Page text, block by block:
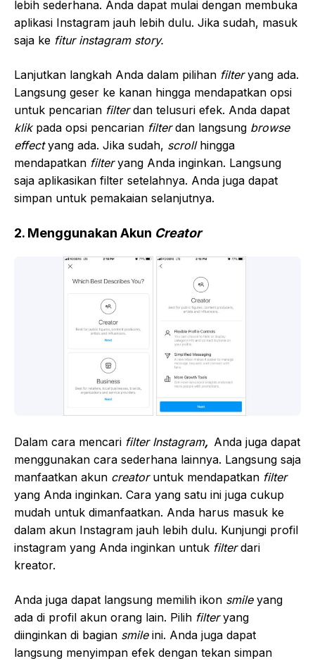
lebih sederhana. Anda dapat mulai dengan membuka
aplikasi Instagram jauh lebih dulu. Jika sudah, masuk
saja ke fitur instagram story.
Lanjutkan langkah Anda dalam pilihan filteryang ada.
Langsung geser ke kanan hingga mendapatkan opsi
untuk pencarian filterdan telusuri efek. Anda dapat
klik pada opsi pencarian filterdan langsung browse
effectyang ada. Jika sudah, scroll hingga
mendapatkan filteryang Anda inginkan. Langsung
saja aplikasikan filter setelahnya. Anda juga dapat
simpan untuk pemakaian selanjutnya.
2. Menggunakan Akun Creator
Dalam cara mencari filter Instagram, Anda juga dapat
menggunakan cara sederhana lainnya. Langsung saja
manfaatkan akun creator untuk mendapatkan filter
yang Anda inginkan. Cara yang satu ini juga cukup
mudah untuk dimanfaatkan. Anda harus masuk ke
dalam akun Instagram jauh lebih dulu. Kunjungi profil
instagram yang Anda inginkan untuk filterdari
kreator.
Anda juga dapat langsung memilih ikon smile yang
ada di profil akun orang lain. Pilih filteryang
diinginkan di bagian smile ini. Anda juga dapat
langsung menyimpan efek dengan tekan simpan